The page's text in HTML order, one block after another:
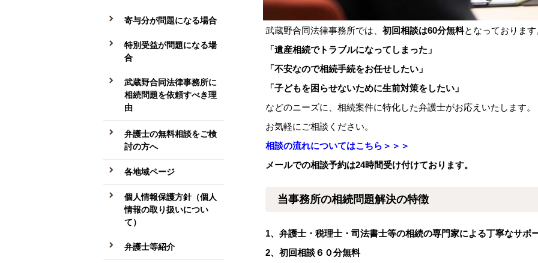
武蔵野合同法律事務所では、 初回相談は60分無料となっております
「遺産相続でトラブルになってしまった」
「不安なので相続手続をお任せしたい」
「子どもを困らせないために生前対策をしたい」
などのニーズに、相続案件に特化した弁護士がお応えいたします。
お気軽にご相談ください。
相談の流れについてはこちら＞＞＞
メールでの相談予約は24時間受け付けております。
当事務所の相続問題解決の特徴
1、弁護士・税理士・司法書士等の相続の専門家による丁寧なサポ
2、初回相談６０分無料
寄与分が問題になる場合
特別受益が問題になる場
合
武蔵野合同法律事務所に
相続問題を依頼すべき理
由
弁護士の無料相談をご検
討の方へ
各地域ページ
個人情報保護方針（個人
情報の取り扱いについ
て）
弁護士等紹介